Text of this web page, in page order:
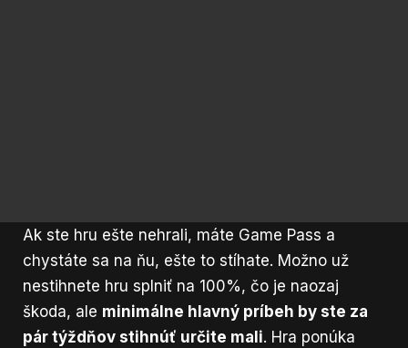
Ak ste hru ešte nehrali, máte Game Pass a
chystáte sa na ňu, ešte to stíhate. Možno už
nestihnete hru splniť na 100%, čo je naozaj
škoda, ale minimálne hlavný príbeh by ste za
pár týždňov stihnúť určite mali. Hra ponúka